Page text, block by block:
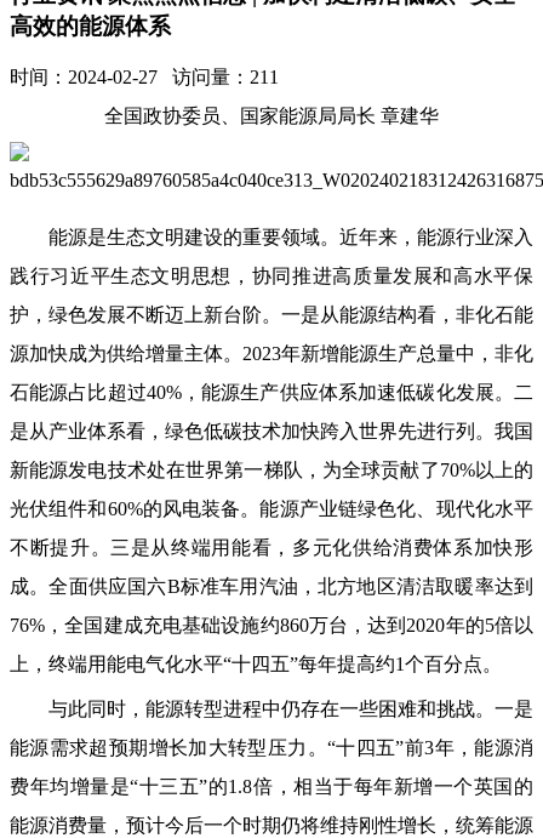
高效的能源体系
时间：2024-02-27 访问量：211
全国政协委员、国家能源局局长 章建华
能源是生态文明建设的重要领域。近年来，能源行业深入
践行习近平生态文明思想，协同推进高质量发展和高水平保
护，绿色发展不断迈上新台阶。一是从能源结构看，非化石能
源加快成为供给增量主体。2023年新增能源生产总量中，非化
石能源占比超过40%，能源生产供应体系加速低碳化发展。二
是从产业体系看，绿色低碳技术加快跨入世界先进行列。我国
新能源发电技术处在世界第一梯队，为全球贡献了70%以上的
光伏组件和60%的风电装备。能源产业链绿色化、现代化水平
不断提升。三是从终端用能看，多元化供给消费体系加快形
成。全面供应国六B标准车用汽油，北方地区清洁取暖率达到
76%，全国建成充电基础设施约860万台，达到2020年的5倍以
上，终端用能电气化水平“十四五”每年提高约1个百分点。
与此同时，能源转型进程中仍存在一些困难和挑战。一是
能源需求超预期增长加大转型压力。“十四五”前3年，能源消
费年均增量是“十三五”的1.8倍，相当于每年新增一个英国的
能源消费量，预计今后一个时期仍将维持刚性增长，统筹能源